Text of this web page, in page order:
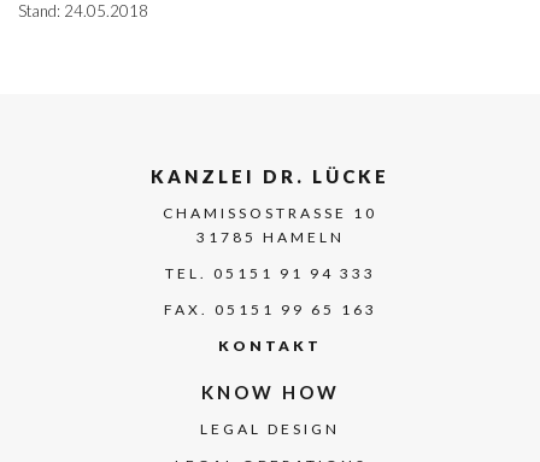
Stand: 24.05.2018
KANZLEI DR. LÜCKE
CHAMISSOSTRASSE 10
31785 HAMELN
TEL. 05151 91 94 333
FAX. 05151 99 65 163
KONTAKT
KNOW HOW
LEGAL DESIGN